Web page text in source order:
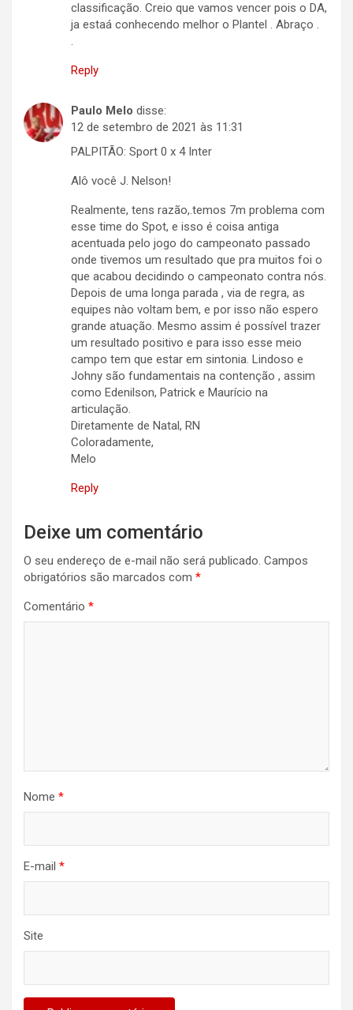
classificação. Creio que vamos vencer pois o DA,
ja estaá conhecendo melhor o Plantel . Abraço .
.
Reply
Paulo Melo disse:
12 de setembro de 2021 às 11:31
PALPITÃO: Sport 0 x 4 Inter
Alô você J. Nelson!
Realmente, tens razão,.temos 7m problema com
esse time do Spot, e isso é coisa antiga
acentuada pelo jogo do campeonato passado
onde tivemos um resultado que pra muitos foi o
que acabou decidindo o campeonato contra nós.
Depois de uma longa parada , via de regra, as
equipes nào voltam bem, e por isso não espero
grande atuação. Mesmo assim é possível trazer
um resultado positivo e para isso esse meio
campo tem que estar em sintonia. Lindoso e
Johny são fundamentais na contenção , assim
como Edenilson, Patrick e Maurício na
articulação.
Diretamente de Natal, RN
Coloradamente,
Melo
Reply
Deixe um comentário
O seu endereço de e-mail não será publicado. Campos
obrigatórios são marcados com *
Comentário *
Nome *
E-mail *
Site